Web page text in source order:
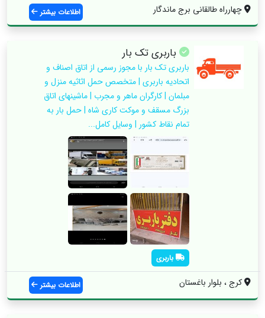
چهارراه طالقانی برج ماندگار اطلاعات بیشتر
باربری تک بار
باربری تک بار با مجوز رسمی از اتاق اصناف و
اتحادیه باربری | متخصص حمل اثاثیه منزل و
مبلمان | کارگران ماهر و مجرب | ماشینهای اتاق
بزرگ مسقف و موکت کاری شاه | حمل بار به
تمام نقاط کشور | وسایل کامل...
باربری
کرج ، بلوار باغستان اطلاعات بیشتر